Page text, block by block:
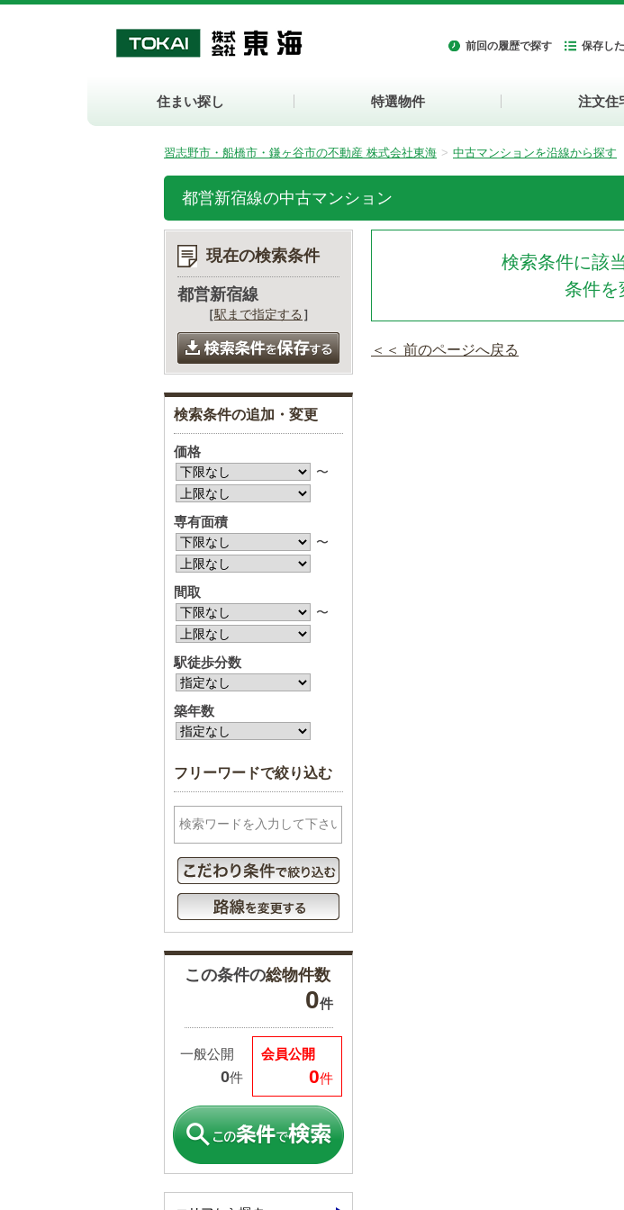
前回の履歴で探す 保存し
住まい探し 特選物件 注文住
習志野市・船橋市・鎌ヶ谷市の不動産 株式会社東海 中古マンションを沿線から探す
都営新宿線の中古マンション
検索条件に該
条件を
＜＜ 前のページへ戻る
現在の検索条件
都営新宿線
［駅まで指定する ］
検索条件の追加・変更
価格
〜
専有面積
〜
間取
〜
駅徒歩分数
築年数
フリーワードで絞り込む
この条件の総物件数
0件
会員公開
0件
一般公開
0件